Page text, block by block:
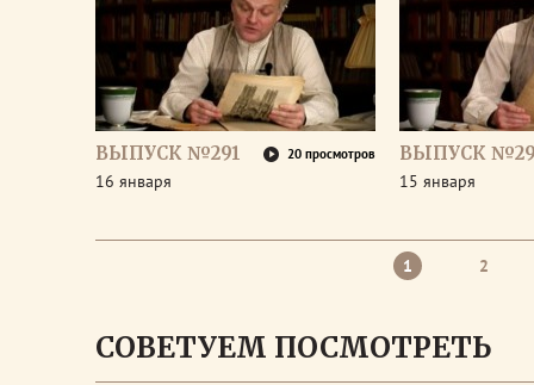
ВЫПУСК №291 20 просмотров
16 января
ВЫПУСК
15 января
1 2
СОВЕТУЕМ ПОСМОТРЕТЬ